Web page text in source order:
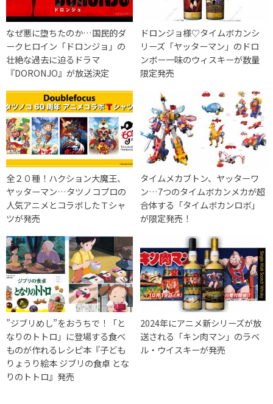
なぜ悪に堕ちたのか…国民的ダ
ークヒロイン「ドロンジョ」の
壮絶な過去に迫るドラマ
『DORONJO』が放送決定
ドロンジョ様♡タイムボカンシ
リーズ「ヤッターマン」のドロ
ンボー一味のウィスキーが数量
限定発売
全２０種！ハクション大魔王、
ヤッターマン…タツノコプロの
人気アニメとコラボしたＴシャ
ツが発売
タイムメカブトン、ヤッターワ
ン…7つのタイムボカンメカが超
合体する「タイムボカンロボ」
が限定発売！
”ジブリめし”をおうちで！「と
なりのトトロ」に登場する食べ
ものが作れるレシピ本『子ども
りょうり絵本 ジブリの食卓 とな
りのトトロ』発売
2024年にアニメ新シリーズが放
送される「キン肉マン」のラベ
ル・ウイスキーが発売